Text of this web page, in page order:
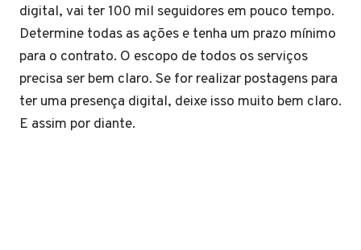
digital, vai ter 100 mil seguidores em pouco tempo.
Determine todas as ações e tenha um prazo mínimo
para o contrato. O escopo de todos os serviços
precisa ser bem claro. Se for realizar postagens para
ter uma presença digital, deixe isso muito bem claro.
E assim por diante.